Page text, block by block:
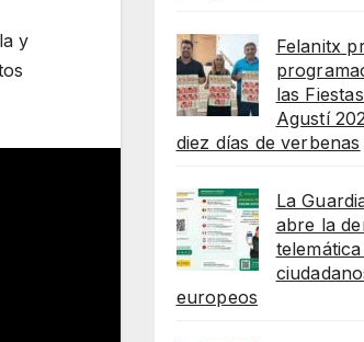
y
Felanitx
las
Agustí
diez días de verbenas
La
abre la
europeos